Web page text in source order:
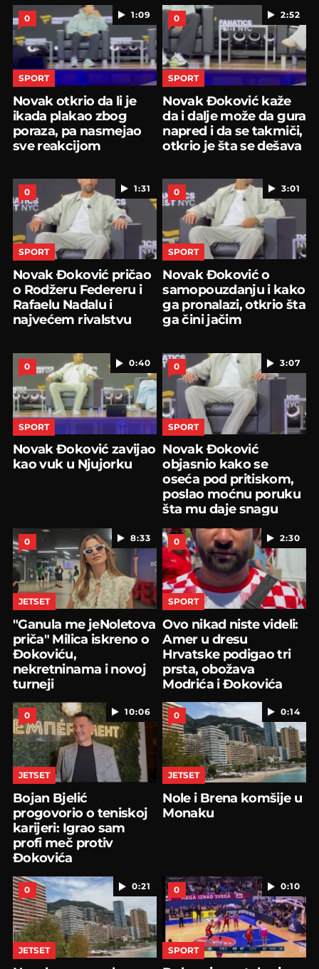
1:09
0
SPORT
Novak otkrio da li je
ikada plakao zbog
poraza, pa nasmejao
sve reakcijom
2:52
0
SPORT
Novak Đoković kaže
da i dalje može da gura
napred i da se takmiči,
otkrio je šta se dešava
1:31
0
SPORT
Novak Đoković pričao
o Rodžeru Federeru i
Rafaelu Nadalu i
najvećem rivalstvu
3:01
0
SPORT
Novak Đoković o
samopouzdanju i kako
ga pronalazi, otkrio šta
ga čini jačim
0:40
0
SPORT
Novak Đoković zavijao
kao vuk u Njujorku
3:07
0
SPORT
Novak Đoković
objasnio kako se
oseća pod pritiskom,
poslao moćnu poruku
šta mu daje snagu
8:33
0
JETSET
"Ganula me jeNoletova
priča" Milica iskreno o
Đokoviću,
nekretninama i novoj
turneji
2:30
0
SPORT
Ovo nikad niste videli:
Amer u dresu
Hrvatske podigao tri
prsta, obožava
Modrića i Đokovića
10:06
0
JETSET
Bojan Bjelić
progovorio o teniskoj
karijeri: Igrao sam
profi meč protiv
Đokovića
0:14
0
JETSET
Nole i Brena komšije u
Monaku
0:21
0
JETSET
0:10
0
SPORT